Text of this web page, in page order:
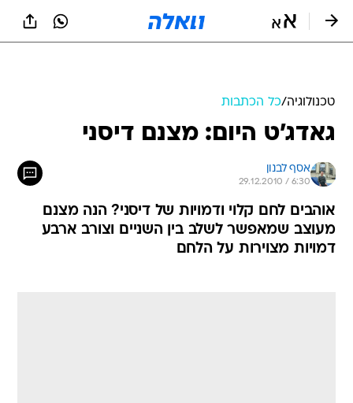
טכנולוגיה/כל הכתבות
גאדג'ט היום: מצנם דיסני
אסף לבנון
29.12.2010 / 6:30
אוהבים לחם קלוי ודמויות של דיסני? הנה מצנם
מעוצב שמאפשר לשלב בין השניים וצורב ארבע
דמויות מצוירות על הלחם